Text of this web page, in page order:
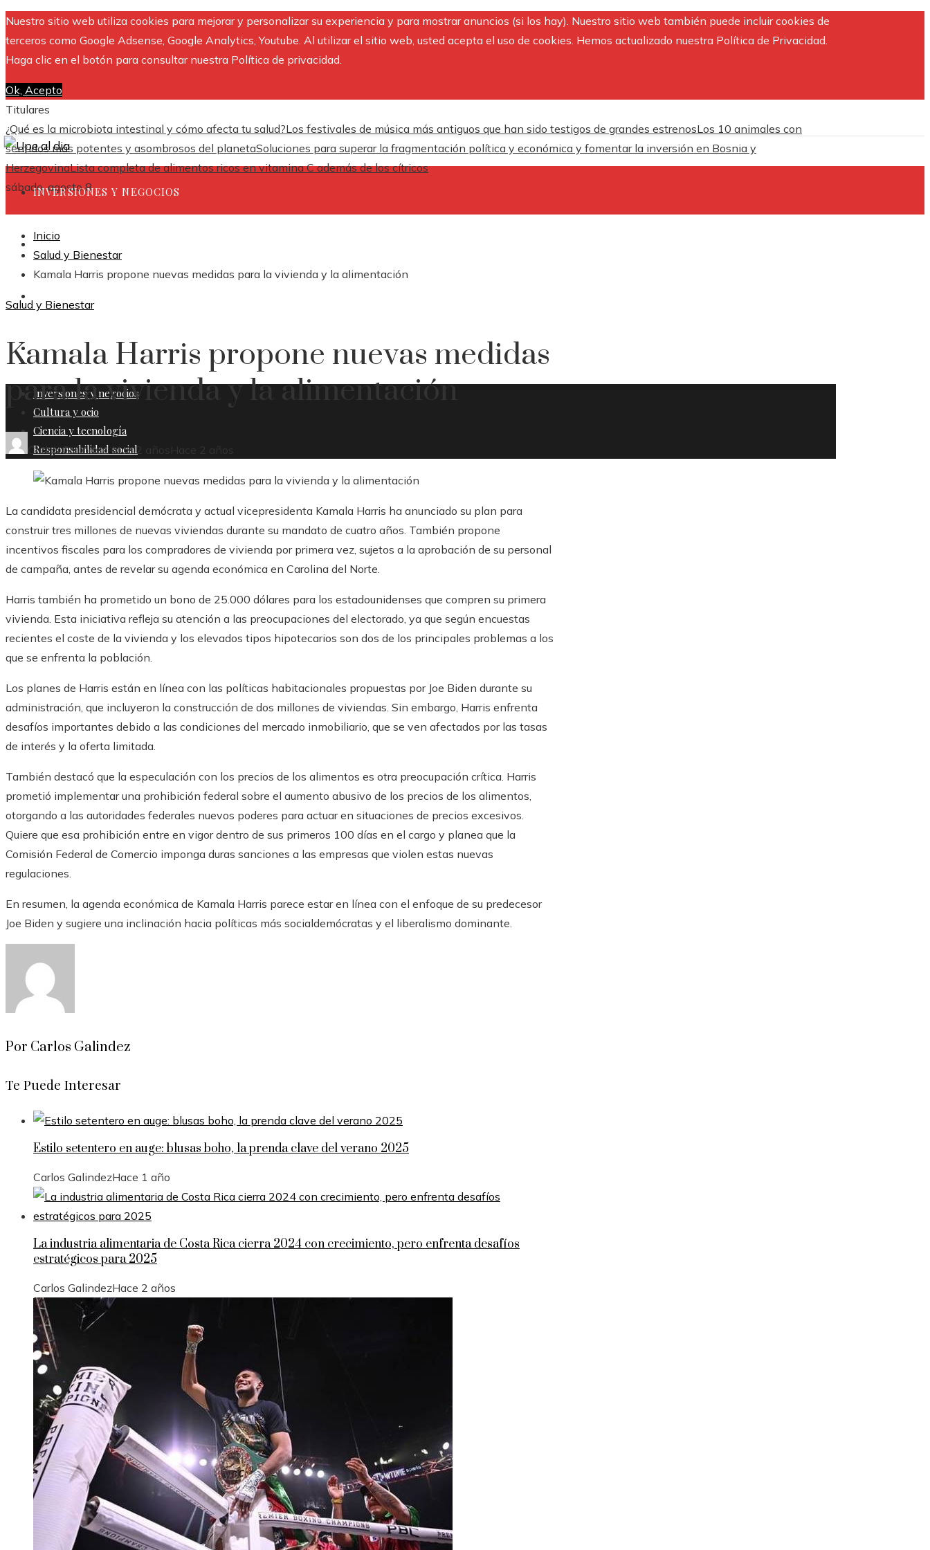
Nuestro sitio web utiliza cookies para mejorar y personalizar su experiencia y para mostrar anuncios (si los hay). Nuestro sitio web también puede incluir cookies de
terceros como Google Adsense, Google Analytics, Youtube. Al utilizar el sitio web, usted acepta el uso de cookies. Hemos actualizado nuestra Política de Privacidad.
Haga clic en el botón para consultar nuestra Política de privacidad.
Ok, Acepto
Titulares
¿Qué es la microbiota intestinal y cómo afecta tu salud?Los festivales de música más antiguos que han sido testigos de grandes estrenosLos 10 animales con
sentidos más potentes y asombrosos del planetaSoluciones para superar la fragmentación política y económica y fomentar la inversión en Bosnia y
HerzegovinaLista completa de alimentos ricos en vitamina C además de los cítricos
sábado, agosto 8
INVERSIONES Y NEGOCIOS
CULTURA Y OCIO
RESPONSABILIDAD SOCIAL
Inversiones y negocios
Cultura y ocio
Ciencia y tecnología
Responsabilidad social
Inicio
Salud y Bienestar
Kamala Harris propone nuevas medidas para la vivienda y la alimentación
Salud y Bienestar
Kamala Harris propone nuevas medidas
para la vivienda y la alimentación
Carlos GalindezHace 2 años Hace 2 años
La candidata presidencial demócrata y actual vicepresidenta Kamala Harris ha anunciado su plan para
construir tres millones de nuevas viviendas durante su mandato de cuatro años. También propone
incentivos fiscales para los compradores de vivienda por primera vez, sujetos a la aprobación de su personal
de campaña, antes de revelar su agenda económica en Carolina del Norte.
Harris también ha prometido un bono de 25.000 dólares para los estadounidenses que compren su primera
vivienda. Esta iniciativa refleja su atención a las preocupaciones del electorado, ya que según encuestas
recientes el coste de la vivienda y los elevados tipos hipotecarios son dos de los principales problemas a los
que se enfrenta la población.
Los planes de Harris están en línea con las políticas habitacionales propuestas por Joe Biden durante su
administración, que incluyeron la construcción de dos millones de viviendas. Sin embargo, Harris enfrenta
desafíos importantes debido a las condiciones del mercado inmobiliario, que se ven afectados por las tasas
de interés y la oferta limitada.
También destacó que la especulación con los precios de los alimentos es otra preocupación crítica. Harris
prometió implementar una prohibición federal sobre el aumento abusivo de los precios de los alimentos,
otorgando a las autoridades federales nuevos poderes para actuar en situaciones de precios excesivos.
Quiere que esa prohibición entre en vigor dentro de sus primeros 100 días en el cargo y planea que la
Comisión Federal de Comercio imponga duras sanciones a las empresas que violen estas nuevas
regulaciones.
En resumen, la agenda económica de Kamala Harris parece estar en línea con el enfoque de su predecesor
Joe Biden y sugiere una inclinación hacia políticas más socialdemócratas y el liberalismo dominante.
Por Carlos Galindez
Te Puede Interesar
Estilo setentero en auge: blusas boho, la prenda clave del verano 2025
Carlos GalindezHace 1 año
La industria alimentaria de Costa Rica cierra 2024 con crecimiento, pero enfrenta desafíos
estratégicos para 2025
Carlos GalindezHace 2 años